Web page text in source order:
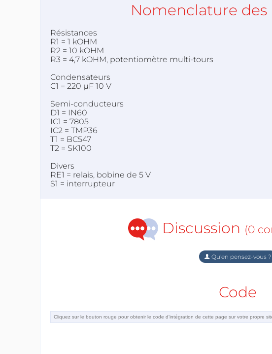
Nomenclature
Résistances
R1 = 1 kOHM
R2 = 10 kOHM
R3 = 4,7 kOHM, potentiomètre multi-tours
Condensateurs
C1 = 220 µF 10 V
Semi-conducteurs
D1 = IN60
IC1 = 7805
IC2 = TMP36
T1 = BC547
T2 = SK100
Divers
RE1 = relais, bobine de 5 V
S1 = interrupteur
Discussion (0
Qu'en pensez-vous ?
Code